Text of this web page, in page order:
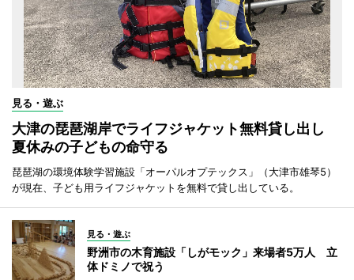
見る・遊ぶ
大津の琵琶湖岸でライフジャケット無料貸し出し
夏休みの子どもの命守る
琵琶湖の環境体験学習施設「オーパルオプテックス」（大津市雄琴5）
が現在、子ども用ライフジャケットを無料で貸し出している。
見る・遊ぶ
野洲市の木育施設「しがモック」来場者5万人 立
体ドミノで祝う